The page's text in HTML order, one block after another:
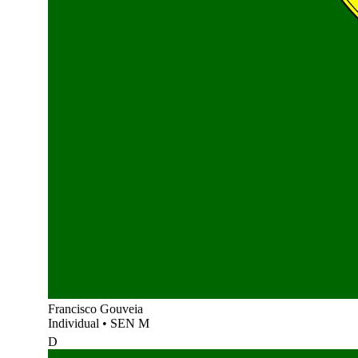
Francisco Gouveia
Individual • SEN M
D